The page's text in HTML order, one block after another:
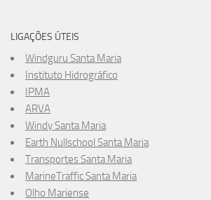
LIGAÇÕES ÚTEIS
Windguru Santa Maria
Instituto Hidrográfico
IPMA
ARVA
Windy Santa Maria
Earth Nullschool Santa Maria
Transportes Santa Maria
MarineTraffic Santa Maria
Olho Mariense